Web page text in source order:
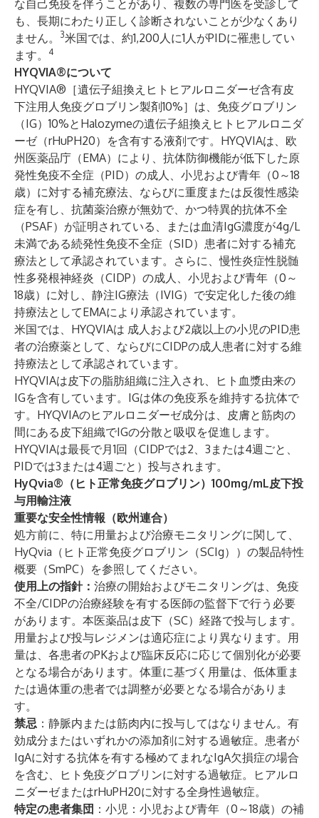
な自己免疫を伴うことがあり、複数の専門医を受診して
も、長期にわたり正しく診断されないことが少なくあり
ません。
3米国では、約1,200人に1人がPIDに罹患してい
ます。
4
HYQVIA®について
HYQVIA®［遺伝子組換えヒトヒアルロニダーゼ含有皮
下注用人免疫グロブリン製剤10%］は、免疫グロブリン
（IG）10%とHalozymeの遺伝子組換えヒトヒアルロニダ
ーゼ（rHuPH20）を含有する液剤です。HYQVIAは、欧
州医薬品庁（EMA）により、抗体防御機能が低下した原
発性免疫不全症（PID）の成人、小児および青年（0～18
歳）に対する補充療法、ならびに重度または反復性感染
症を有し、抗菌薬治療が無効で、かつ特異的抗体不全
（PSAF）が証明されている、または血清IgG濃度が4g/L
未満である続発性免疫不全症（SID）患者に対する補充
療法として承認されています。さらに、慢性炎症性脱髄
性多発根神経炎（CIDP）の成人、小児および青年（0～
18歳）に対し、静注IG療法（IVIG）で安定化した後の維
持療法としてEMAにより承認されています。
米国では、HYQVIAは 成人および2歳以上の小児のPID患
者の治療薬として、ならびにCIDPの成人患者に対する維
持療法として承認されています。
HYQVIAは皮下の脂肪組織に注入され、ヒト血漿由来の
IGを含有しています。IGは体の免疫系を維持する抗体で
す。HYQVIAのヒアルロニダーゼ成分は、皮膚と筋肉の
間にある皮下組織でIGの分散と吸収を促進します。
HYQVIAは最長で月1回（CIDPでは2、3または4週ごと、
PIDでは3または4週ごと）投与されます。
HyQvia®（ヒト正常免疫グロブリン）100mg/mL皮下投
与用輸注液
重要な安全性情報（欧州連合）
処方前に、特に用量および治療モニタリングに関して、
HyQvia（ヒト正常免疫グロブリン（SCIg））の製品特性
概要（SmPC）を参照してください。
使用上の指針： 治療の開始およびモニタリングは、免疫
不全/CIDPの治療経験を有する医師の監督下で行う必要
があります。本医薬品は皮下（SC）経路で投与します。
用量および投与レジメンは適応症により異なります。用
量は、各患者のPKおよび臨床反応に応じて個別化が必要
となる場合があります。体重に基づく用量は、低体重ま
たは過体重の患者では調整が必要となる場合がありま
す。
禁忌 ：静脈内または筋肉内に投与してはなりません。有
効成分またはいずれかの添加剤に対する過敏症。患者が
IgAに対する抗体を有する極めてまれなIgA欠損症の場合
を含む、ヒト免疫グロブリンに対する過敏症。ヒアルロ
ニダーゼまたはrHuPH20に対する全身性過敏症。
特定の患者集団 ： 小児 ：小児および青年（0～18歳）の補